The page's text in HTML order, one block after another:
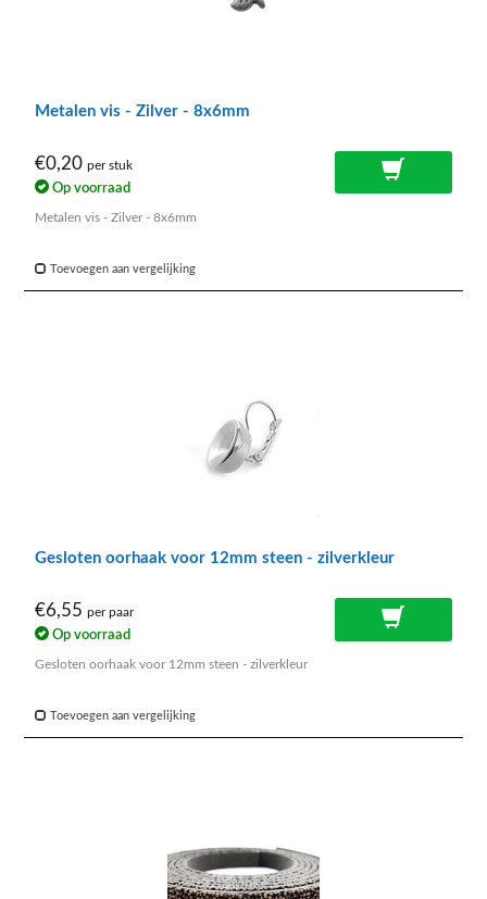
Metalen vis - Zilver - 8x6mm
€0,20 per stuk
Op voorraad
Metalen vis - Zilver - 8x6mm
Toevoegen aan vergelijking
Gesloten oorhaak voor 12mm steen - zilverkleur
€6,55 per paar
Op voorraad
Gesloten oorhaak voor 12mm steen - zilverkleur
Toevoegen aan vergelijking